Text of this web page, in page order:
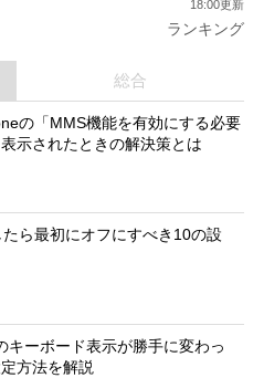
ランキング
18:00更新
総合
の「MMS機能を有効にする必要
示されたときの解決策とは
ら最初にオフにすべき10の設
キーボード表示が勝手に変わっ
方法を解説